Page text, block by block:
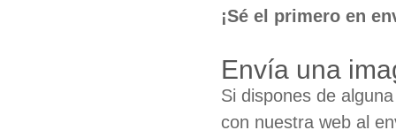
¡Sé el primero en
Envía una
Si dispones de
con nuestra web al